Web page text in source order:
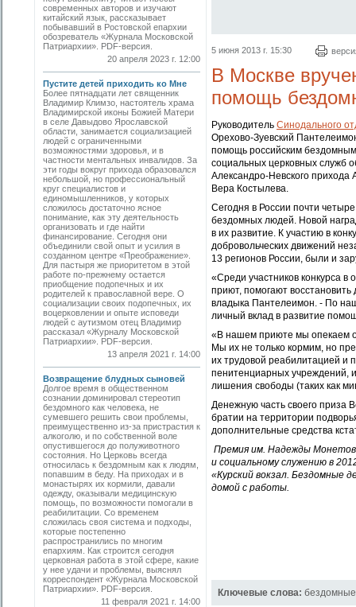
современных авторов и изучают
китайский язык, рассказывает
побывавший в Ростовской епархии
обозреватель «Журнала Московской
Патриархии». PDF-версия.
20 апреля 2023 г. 12:00
Пустите детей приходить ко Мне
Более пятнадцати лет священник
Владимир Климзо, настоятель храма
Владимирской иконы Божией Матери
в селе Давыдово Ярославской
области, занимается социализацией
людей с ограниченными
возможностями здоровья, и в
частности ментальных инвалидов. За
эти годы вокруг прихода образовался
небольшой, но профессиональный
круг специалистов и
единомышленников, у которых
сложилось достаточно ясное
понимание, как эту деятельность
организовать и где найти
финансирование. Сегодня они
объединили свой опыт и усилия в
созданном центре «Преображение».
Для пастыря же приоритетом в этой
работе по-прежнему остается
приобщение подопечных и их
родителей к православной вере. О
социализации своих подопечных, их
воцерковлении и опыте исповеди
людей с аутизмом отец Владимир
рассказал «Журналу Московской
Патриархии». PDF-версия.
13 апреля 2021 г. 14:00
Возвращение блудных сыновей
Долгое время в общественном
сознании доминировал стереотип
бездомного как человека, не
сумевшего решить свои проблемы,
преимущественно из-за пристрастия к
алкоголю, и по собственной воле
опустившегося до полуживотного
состояния. Но Церковь всегда
относилась к бездомным как к людям,
попавшим в беду. На приходах и в
монастырях их кормили, давали
одежду, оказывали медицинскую
помощь, по возможности помогали в
реабилитации. Со временем
сложилась своя система и подходы,
которые постепенно
распространились по многим
епархиям. Как строится сегодня
церковная работа в этой сфере, какие
у нее удачи и проблемы, выяснял
корреспондент «Журнала Московской
Патриархии». PDF-версия.
11 февраля 2021 г. 14:00
5 июня 2013 г. 15:30
В Москве
помощь
Руководитель Синодального
Орехово-Зуевский
помощь российским
социальных церковных служб
Александро-Невского прихода
Вера Костылева.
Сегодня в России почти
бездомных людей. Новой
в их развитие. К участию в
добровольческих движений
13 регионов России, были и
«Среди участников конкурса
приют, помогают
владыка Пантелеимон. - По
личный вклад в развитие
«В нашем приюте мы опекаем
Мы их не только кормим, но
их трудовой реабилитацией и
пенитенциарных учреждений,
лишения свободы (таких как
Денежную часть своего приза
братии на территории
дополнительные средства
Премия им. Надежды
и социальному служению в
«Курский вокзал. Бездомные
домой с работы.
Ключевые слова: бездомные